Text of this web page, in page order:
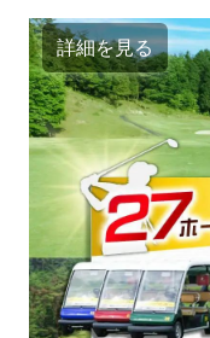
詳細を見る